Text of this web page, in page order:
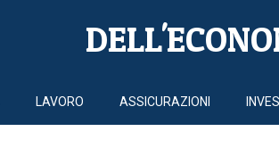
LAVORO ASSICURAZIONI